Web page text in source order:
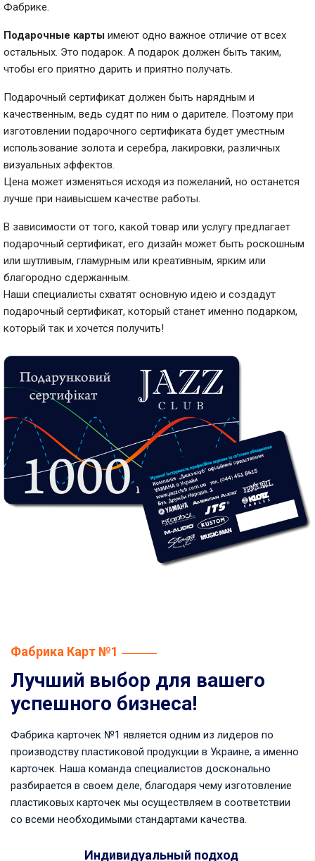
Фабрике.
Подарочные карты имеют одно важное отличие от всех
остальных. Это подарок. А подарок должен быть таким,
чтобы его приятно дарить и приятно получать.
Подарочный сертификат должен быть нарядным и
качественным, ведь судят по ним о дарителе. Поэтому при
изготовлении подарочного сертификата будет уместным
использование золота и серебра, лакировки, различных
визуальных эффектов.
Цена может изменяться исходя из пожеланий, но останется
лучше при наивысшем качестве работы.
В зависимости от того, какой товар или услугу предлагает
подарочный сертификат, его дизайн может быть роскошным
или шутливым, гламурным или креативным, ярким или
благородно сдержанным.
Наши специалисты схватят основную идею и создадут
подарочный сертификат, который станет именно подарком,
который так и хочется получить!
Фабрика Карт №1
Лучший выбор для вашего
успешного бизнеса!
Фабрика карточек №1 является одним из лидеров по
производству пластиковой продукции в Украине, а именно
карточек. Наша команда специалистов досконально
разбирается в своем деле, благодаря чему изготовление
пластиковых карточек мы осуществляем в соответствии
со всеми необходимыми стандартами качества.
Индивидуальный подход